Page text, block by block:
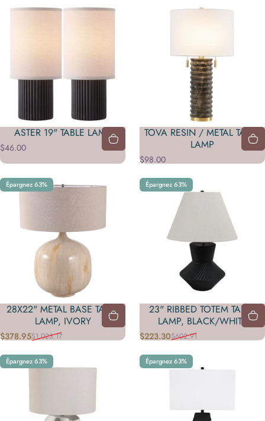
ASTER 19" TABLE LAMP
$46.00
TOVA RESIN / METAL TABLE
LAMP
$98.00
Épargnez 63%
28X22" METAL BASE TABLE
LAMP, IVORY
Prix promotionnel
$378.95
Prix habituel
$1,023.17
Épargnez 63%
23" RIBBED TOTEM TABLE
LAMP, BLACK/WHITE
Prix promotionnel
$223.30
Prix habituel
$602.91
Épargnez 63% Épargnez 63%